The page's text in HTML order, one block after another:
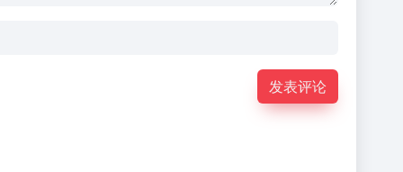
发表评论